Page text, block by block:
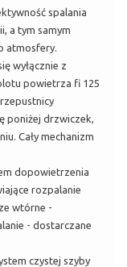
spalania
a tym samym
atmosfery.
wyłącznie z
powietrza fi 125
poniżej drzwiczek,
Cały mechanizm
dopowietrzenia
rozpalanie
wtórne -
- dostarczane
czystej szyby